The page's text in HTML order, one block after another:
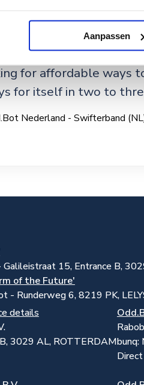
Aanpassen
for affordable ways
for itself in two to
Nederland - Swifterband
Galileistraat 15, Entrance B,
of the Future'
- Runderweg 6, 8219 PK,
details
3029 AL, ROTTERDAM